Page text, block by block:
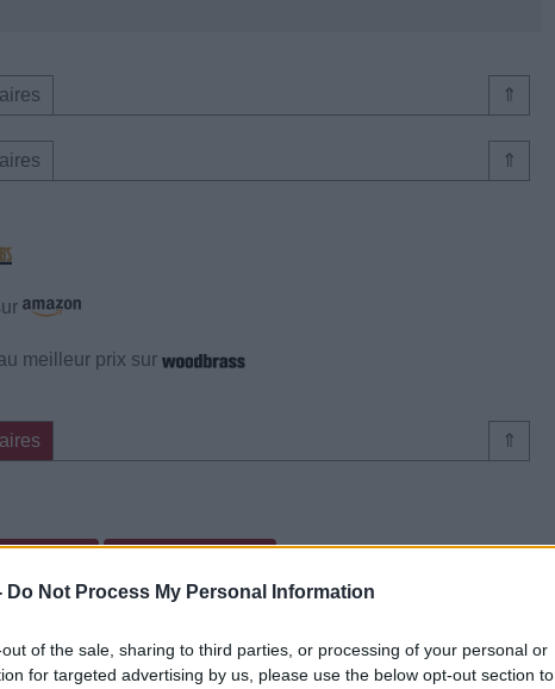
Do Not Process My Personal Information
of the sale, sharing to third parties, or processing of your personal or
for targeted advertising by us, please use the below opt-out section to
⇑
⇑
meilleur prix sur
⇑
traduction Corriger une erreur